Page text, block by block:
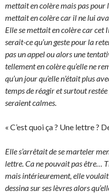
mettait en colère mais pas pour
mettait en colère car il ne lui
Elle se mettait en colère car cet
serait-ce qu’un geste pour la
pas un appel ou alors une
tellement en colère qu’elle ne
qu’un jour qu’elle n’était plus
temps de réagir et surtout
seraient calmes.
« C’est quoi ça ? Une lettre ?
Elle s’arrêtait de se marteler
lettre. Ca ne pouvait pas être…
mais intérieurement, elle
dessina sur ses lèvres alors